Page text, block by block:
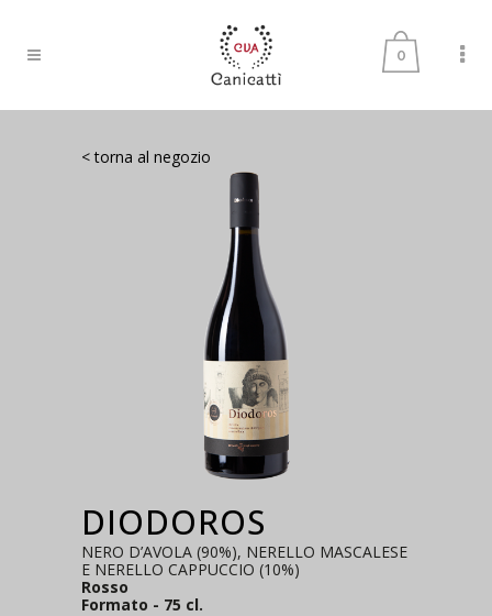
0
< torna al negozio
DIODOROS
NERO D’AVOLA (90%), NERELLO MASCALESE
E NERELLO CAPPUCCIO (10%)
Rosso
Formato - 75 cl.